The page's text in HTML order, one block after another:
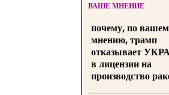
ВАШЕ МНЕНИЕ
почему, по
мнению, трамп
отказывает
в лицензии на
производство